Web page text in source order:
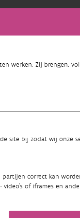
werken. Zij brengen,
site bij zodat wij onze
correct kan
video's of iframes en
bewustwording
toegewijde
wetenschappers
Over het
redenen.
en plezier
uniek te zijn in
te
E, Adriaens T,
alien species.